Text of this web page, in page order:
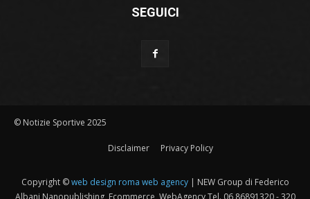
SEGUICI
© Notizie Sportive 2025
Disclaimer Privacy Policy
Copyright ©web design roma web agency| NEW Group di Federico
Albani Nanopublishing, Ecommerce, WebAgency Tel. 06 86891320 - 320